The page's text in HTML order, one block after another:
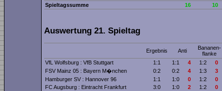
Spieltagssumme
16 10
Auswertung 21. Spieltag
Ergebnis Anti
Bananen­
flanke
VfL Wolfsburg : VfB Stuttgart
1:1 1:1 4 1:2
0
FSV Mainz 05 : Bayern M�nchen
0:2 0:2 4 1:3
3
Hamburger SV : Hannover 96
1:1 1:0 0 1:2
0
FC Augsburg : Eintracht Frankfurt
3:0 1:0 2 1:2
0